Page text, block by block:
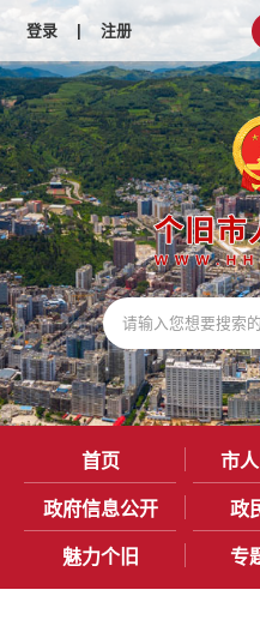
登录 | 注册
首页 市
政府信息公开 政
魅力个旧 专